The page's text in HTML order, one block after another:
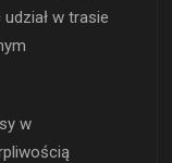
w trasie
w